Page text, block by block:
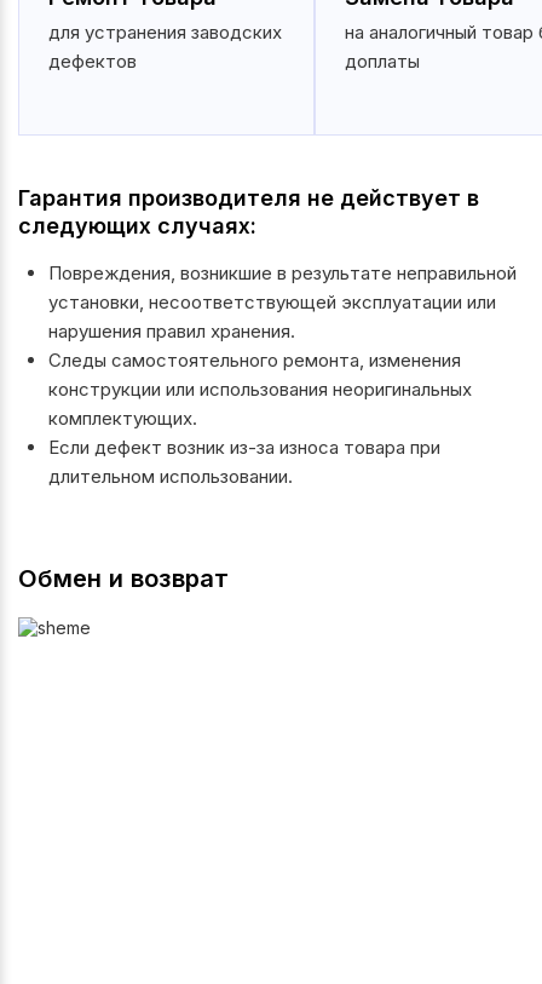
для устранения заводских
дефектов
на аналогичный товар
доплаты
Гарантия производителя не действует в
следующих случаях:
Повреждения, возникшие в результате неправильной
установки, несоответствующей эксплуатации или
нарушения правил хранения.
Следы самостоятельного ремонта, изменения
конструкции или использования неоригинальных
комплектующих.
Если дефект возник из-за износа товара при
длительном использовании.
Обмен и возврат